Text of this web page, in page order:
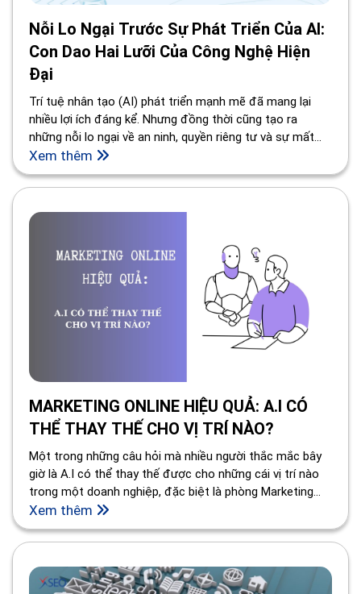
Nỗi Lo Ngại Trước Sự Phát Triển Của AI:
Con Dao Hai Lưỡi Của Công Nghệ Hiện
Đại
Trí tuệ nhân tạo (AI) phát triển mạnh mẽ đã mang lại
nhiều lợi ích đáng kể. Nhưng đồng thời cũng tạo ra
những nỗi lo ngại về an ninh, quyền riêng tư và sự mất
việc làm. Bài viết sẽ giúp khám phá các mối lo ngại chính
và giải pháp tiềm năng để giảm thiểu rủi ro từ AI.
Xem thêm
MARKETING ONLINE HIỆU QUẢ: A.I CÓ
THỂ THAY THẾ CHO VỊ TRÍ NÀO?
Một trong những câu hỏi mà nhiều người thắc mắc bây
giờ là A.I có thể thay thế được cho những cái vị trí nào
trong một doanh nghiệp, đặc biệt là phòng Marketing
Online. Vậy thì các bạn có nghĩ rằng thật sự A.I có thể
thay thế được các vị trí đó hay không?
Xem thêm